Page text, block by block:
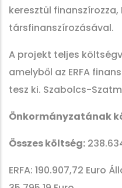
keresztül
társfinanszírozásával.
A projekt teljes
amelyből az ERFA
tesz ki. Szabolcs-
Önkormányzatának
Összes költség:
ERFA: 190.907,72 Euro